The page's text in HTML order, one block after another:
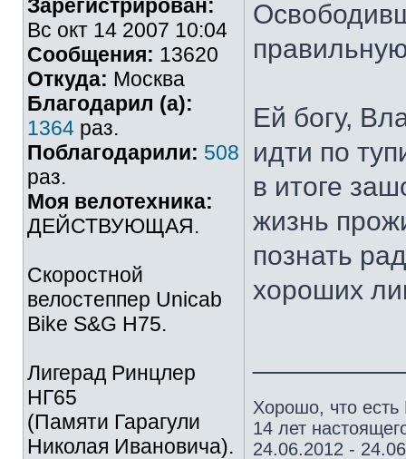
Зарегистрирован:
Вс окт 14 2007 10:04
Сообщения: 13620
Откуда: Москва
Благодарил (а):
1364 раз.
Поблагодарили: 508
раз.
Моя велотехника:
ДЕЙСТВУЮЩАЯ.
Скоростной
велостеппер Unicab
Bike S&G Н75.
Лигерад Ринцлер
НГ65
(Памяти Гарагули
Николая Ивановича).
Ей богу,
идти по
в итоге
жизнь
познать
хороших
Хорошо, что
14 лет
24.06.2012 -